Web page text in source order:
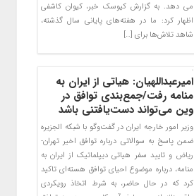
می دهد. به گزارش کیوسک خبر، کیوان کاشفی
اظهار کرد: ما در هفته‌های پایانی سال گذشته،
شاهد تلاش‌ها برای […]
امیرعبداللهیان: هیاتی از ایران به
منامه رفت/جمع‌بندی توافق در
وین می‌تواند دست‌یافتنی باشد
وزیر امور خارجه ایران در گفت‌وگو با شبکه الجزیره
ضمن پاسخ به سوالاتی درباره توافق اخیر تهران-
ریاض و تایید سفر هیاتی دیپلماتیک از ایران به
منامه، درباره موضوع احیای توافق هسته‌ای تاکید
کرد که در حال حاضر، به شرط اتخاذ رویکردی